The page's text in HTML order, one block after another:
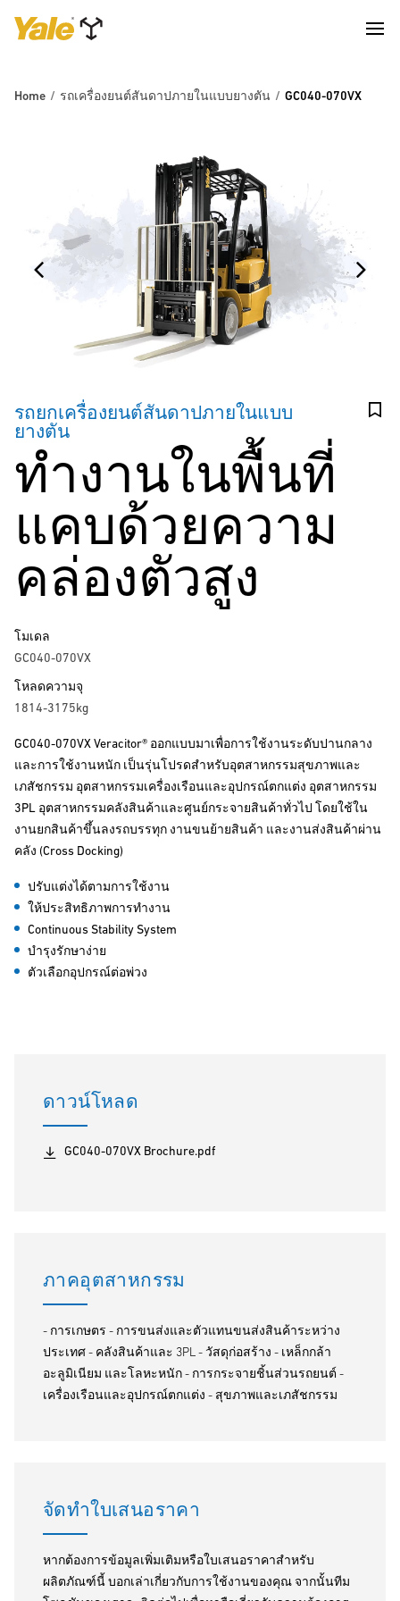
Home รถเครื่องยนต์สันดาปภายในแบบยางตัน GC040-070VX
รถยกเครื่องยนต์สันดาปภายในแบบ
ยางตัน
ทำงานในพื้นที่
แคบด้วยความ
คล่องตัวสูง
โมเดล
GC040-070VX
โหลดความจุ
1814-3175kg
GC040-070VX Veracitor® ออกแบบมาเพื่อการใช้งานระดับปานกลาง
และการใช้งานหนัก เป็นรุ่นโปรดสำหรับอุตสาหกรรมสุขภาพและ
เภสัชกรรม อุตสาหกรรมเครื่องเรือนและอุปกรณ์ตกแต่ง อุตสาหกรรม
3PL อุตสาหกรรมคลังสินค้าและศูนย์กระจายสินค้าทั่วไป โดยใช้ใน
งานยกสินค้าขึ้นลงรถบรรทุก งานขนย้ายสินค้า และงานส่งสินค้าผ่าน
คลัง (Cross Docking)
ปรับแต่งได้ตามการใช้งาน
ให้ประสิทธิภาพการทำงาน
Continuous Stability System
บำรุงรักษาง่าย
ตัวเลือกอุปกรณ์ต่อพ่วง
ดาวน์โหลด
GC040-070VX Brochure.pdf
ภาคอุตสาหกรรม
- การเกษตร - การขนส่งและตัวแทนขนส่งสินค้าระหว่าง
ประเทศ - คลังสินค้าและ 3PL - วัสดุก่อสร้าง - เหล็กกล้า
อะลูมิเนียม และโลหะหนัก - การกระจายชิ้นส่วนรถยนต์ -
เครื่องเรือนและอุปกรณ์ตกแต่ง - สุขภาพและเภสัชกรรม
จัดทำใบเสนอราคา
หากต้องการข้อมูลเพิ่มเติมหรือใบเสนอราคาสำหรับ
ผลิตภัณฑ์นี้ บอกเล่าเกี่ยวกับการใช้งานของคุณ จากนั้นทีม